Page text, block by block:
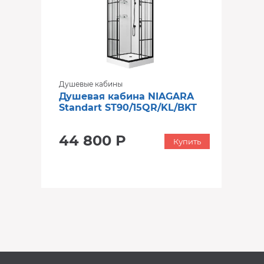
Душевые кабины
Душевая кабина NIAGARA
Standart ST90/15QR/KL/BKT
44 800 Р Купить